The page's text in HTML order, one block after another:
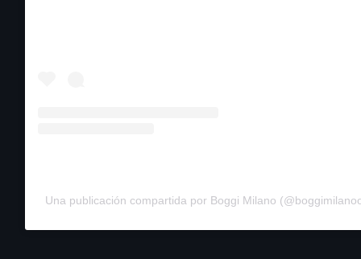
Una publicación compartida por Boggi Milano